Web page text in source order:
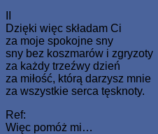
Dzięki więc składam Ci
za moje spokojne sny
sny bez koszmarów i zgryzoty
za każdy trzeźwy dzień
za miłość, którą darzysz mnie
za wszystkie serca tęsknoty.
Ref:
Więc pomóż mi…